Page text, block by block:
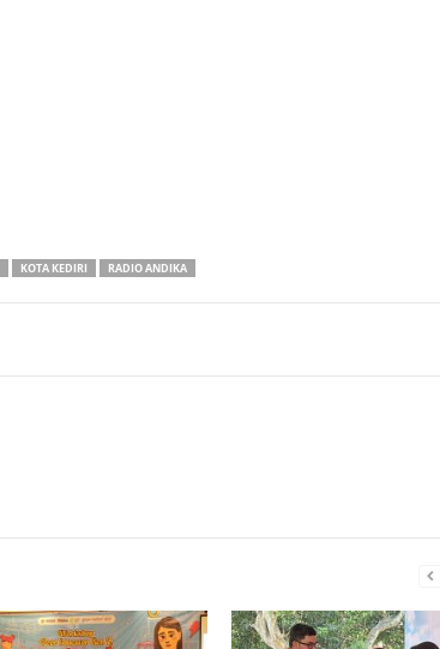
KOTA KEDIRI RADIO ANDIKA